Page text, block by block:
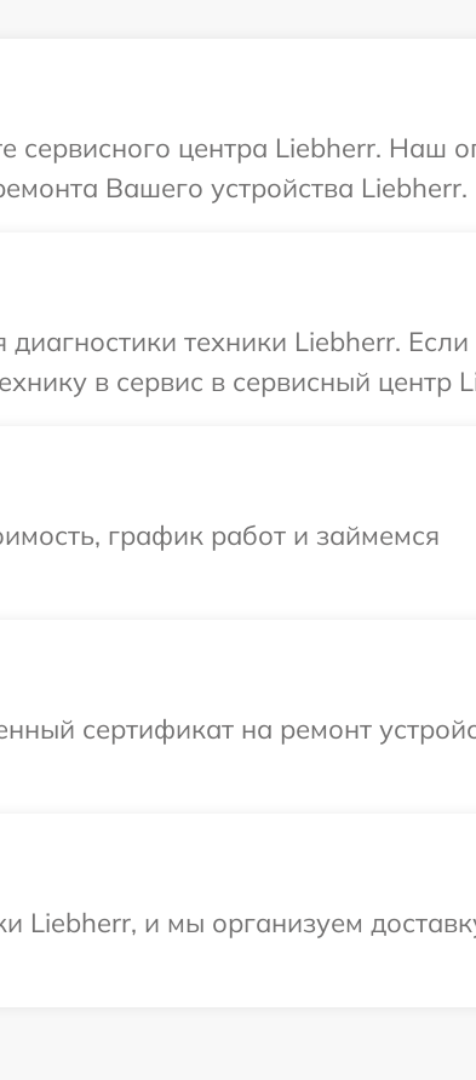
сервисного центра Liebherr. Наш
Вашего устройства Liebherr.
техники Liebherr. Если
в сервис в сервисный центр
график работ и займемся
сертификат на ремонт
Liebherr, и мы организуем